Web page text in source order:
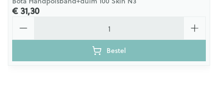
€ 31,30
Bestel